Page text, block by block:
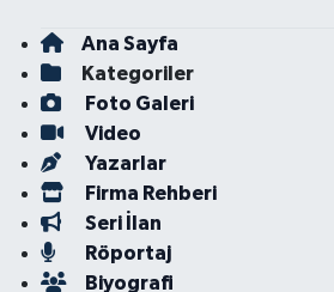
Ana Sayfa
Kategoriler
Foto Galeri
Video
Yazarlar
Firma Rehberi
Seri İlan
Röportaj
Biyografi